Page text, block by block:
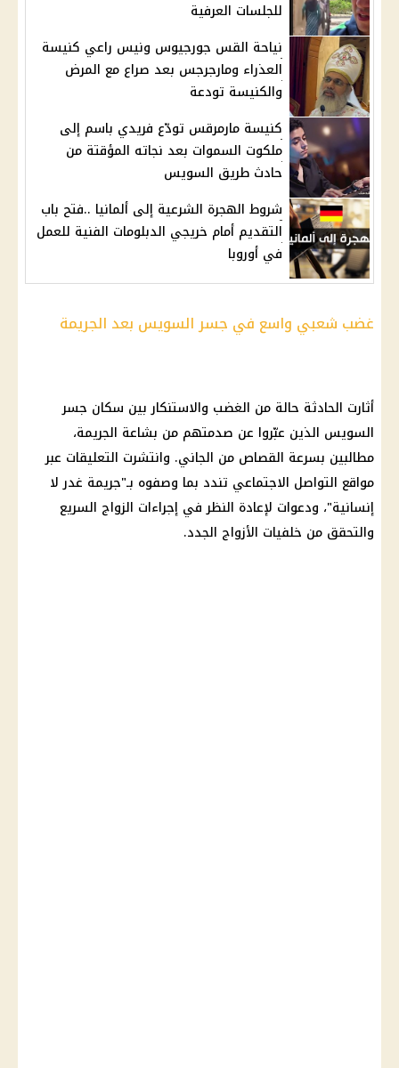
للجلسات العرفية
نياحة القس جورجيوس ونيس راعي كنيسة
العذراء ومارجرجس بعد صراع مع المرض
والكنيسة تودعة
كنيسة مارمرقس تودّع فريدي باسم إلى
ملكوت السموات بعد نجاته المؤقتة من
حادث طريق السويس
شروط الهجرة الشرعية إلى ألمانيا ..فتح باب
التقديم أمام خريجي الدبلومات الفنية للعمل
في أوروبا
غضب شعبي واسع في جسر السويس بعد الجريمة
أثارت الحادثة حالة من الغضب والاستنكار بين سكان جسر
السويس الذين عبّروا عن صدمتهم من بشاعة الجريمة،
مطالبين بسرعة القصاص من الجاني. وانتشرت التعليقات عبر
مواقع التواصل الاجتماعي تندد بما وصفوه بـ"جريمة غدر لا
إنسانية"، ودعوات لإعادة النظر في إجراءات الزواج السريع
والتحقق من خلفيات الأزواج الجدد.